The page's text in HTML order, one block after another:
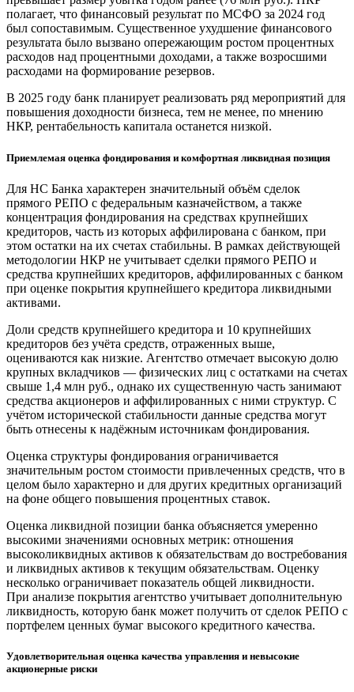
полагает, что финансовый результат по МСФО за 2024 год
был сопоставимым. Существенное ухудшение финансового
результата было вызвано опережающим ростом процентных
расходов над процентными доходами, а также возросшими
расходами на формирование резервов.
В 2025 году банк планирует реализовать ряд мероприятий для
повышения доходности бизнеса, тем не менее, по мнению
НКР, рентабельность капитала останется низкой.
Приемлемая оценка фондирования и комфортная ликвидная позиция
Для НС Банка характерен значительный объём сделок
прямого РЕПО с федеральным казначейством, а также
концентрация фондирования на средствах крупнейших
кредиторов, часть из которых аффилирована с банком, при
этом остатки на их счетах стабильны. В рамках действующей
методологии НКР не учитывает сделки прямого РЕПО и
средства крупнейших кредиторов, аффилированных с банком
при оценке покрытия крупнейшего кредитора ликвидными
активами.
Доли средств крупнейшего кредитора и 10 крупнейших
кредиторов без учёта средств, отраженных выше,
оцениваются как низкие. Агентство отмечает высокую долю
крупных вкладчиков — физических лиц с остатками на счетах
свыше 1,4 млн руб., однако их существенную часть занимают
средства акционеров и аффилированных с ними структур. С
учётом исторической стабильности данные средства могут
быть отнесены к надёжным источникам фондирования.
Оценка структуры фондирования ограничивается
значительным ростом стоимости привлеченных средств, что в
целом было характерно и для других кредитных организаций
на фоне общего повышения процентных ставок.
Оценка ликвидной позиции банка объясняется умеренно
высокими значениями основных метрик: отношения
высоколиквидных активов к обязательствам до востребования
и ликвидных активов к текущим обязательствам. Оценку
несколько ограничивает показатель общей ликвидности.
При анализе покрытия агентство учитывает дополнительную
ликвидность, которую банк может получить от сделок РЕПО с
портфелем ценных бумаг высокого кредитного качества.
Удовлетворительная оценка качества управления и невысокие
акционерные риски